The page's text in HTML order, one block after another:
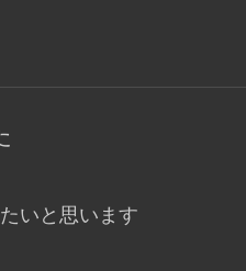
いと思います